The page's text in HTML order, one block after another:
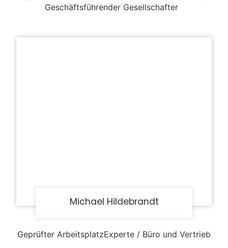
Geschäftsführender Gesellschafter
Michael Hildebrandt
Geprüfter ArbeitsplatzExperte / Büro und Vertrieb